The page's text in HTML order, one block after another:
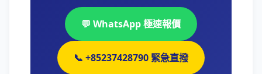
💬 WhatsApp 極速報價
📞 +85237428790 緊急直撥